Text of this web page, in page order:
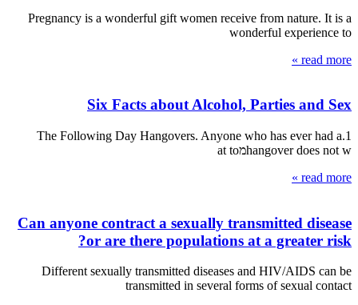
Pregnancy is a wonderful gift women receive from nature. It is a
wonderful experience to
read more »
Six Facts about Alcohol, Parties and Sex
1.The Following Day Hangovers. Anyone who has ever had a
hangover does not wמat to
read more »
Can anyone contract a sexually transmitted disease
or are there populations at a greater risk?
Different sexually transmitted diseases and HIV/AIDS can be
transmitted in several forms of sexual contact